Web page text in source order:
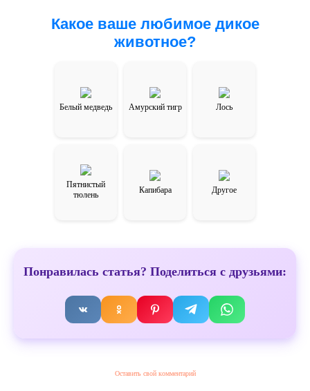
Какое ваше любимое дикое
животное?
Белый медведь Амурский тигр Лось
Пятнистый
тюлень
Капибара Другое
Понравилась статья? Поделиться с друзьями:
Оставить свой комментарий